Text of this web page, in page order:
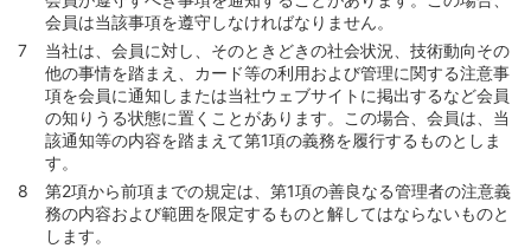
第133条 （準拠法）
第134条 （合意管轄）
別紙１ 定義集
別表1（第58条第1項、第59条第1項、第60条第1項、第72
条関係）
別表2（第58条第2項、第59条第1項、第60条第1項、第73
条関係）
別表3（第59条第1項、第60条第1項、第74条関係）
会員は当該事項を遵守しなければなりません。
当社は、会員に対し、そのときどきの社会状況、技術動向その
他の事情を踏まえ、カード等の利用および管理に関する注意事
項を会員に通知しまたは当社ウェブサイトに掲出するなど会員
の知りうる状態に置くことがあります。この場合、会員は、当
該通知等の内容を踏まえて第1項の義務を履行するものとしま
す。
第2項から前項までの規定は、第1項の善良なる管理者の注意義
務の内容および範囲を限定するものと解してはならないものと
します。